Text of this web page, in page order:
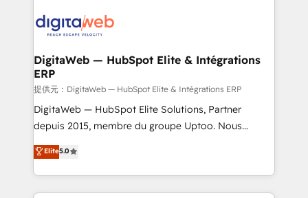
onboarding in weeks Growth-Track: Unlock
advanced optimization & adoption 📍 São Paulo, BR
Own back-end developers - Complex data
View, SuperOffice) - Custom integrations (e.g. MS
Business Central, Navision, AX, SAP, Exact, AFAS) We
focus on growing B2B companies in the SME sector
such as manufacturing, SaaS, business services and
wholesaler companies. As an experienced HubSpot
That's why we have developed a step-by-step
implementation process that focuses on user
DigitaWeb — HubSpot Elite & Intégrations
ERP
提供元：DigitaWeb — HubSpot Elite & Intégrations ERP
DigitaWeb — HubSpot Elite Solutions, Partner
depuis 2015, membre du groupe Uptoo. Nous
aidons les ETI et PME B2B à unifier Marketing,
Ventes et Service sur HubSpot grâce à la Revenue
Architecture : alignement des équipes, pipeline
prévisible, croissance mesurable. 🔌 Intégrations
Elite5.0